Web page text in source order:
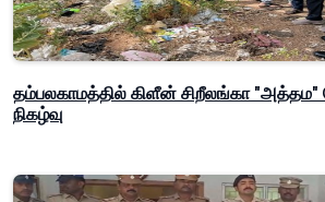
தம்பலகாமத்தில் கிளீன் சிறீலங்கா "அத்தம"
நிகழ்வு